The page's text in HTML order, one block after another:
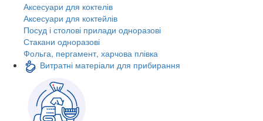
Аксесуари для коктелів
Аксесуари для коктейлів
Посуд і столові прилади одноразові
Стакани одноразові
Фольга, пергамент, харчова плівка
Витратні матеріали для прибирання